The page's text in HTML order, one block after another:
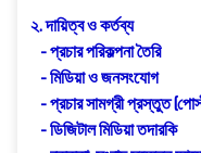
২. দায়িত্ব ও কর্তব্য
- প্রচার পরিকল্পনা তৈরি
- মিডিয়া ও জনসংযোগ
- প্রচার সামগ্রী প্রস্তুত
- ডিজিটাল মিডিয়া তদারকি